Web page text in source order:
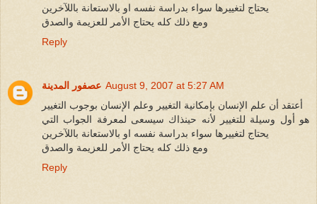
يحتاج لتغييرها سواء بدراسة نفسه او بالاستعانة باللآخرين
ومع ذلك كله يحتاج الأمر للعزيمة والصدق
Reply
عصفور المدينة August 9, 2007 at 5:27 AM
أعتقد أن علم الإنسان بإمكانية التغيير وعلم الإنسان بوجوب التغيير
هو أول وسيلة للتغيير لأنه حينذاك سيسعى لمعرفة الجواب التي
يحتاج لتغييرها سواء بدراسة نفسه او بالاستعانة باللآخرين
ومع ذلك كله يحتاج الأمر للعزيمة والصدق
Reply